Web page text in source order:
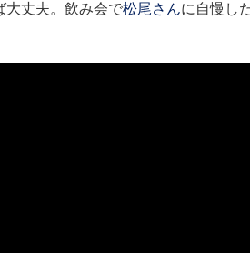
大丈夫。飲み会で松尾さんに自慢し